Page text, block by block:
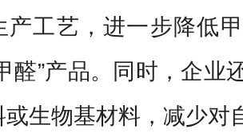
产工艺，进一步降低
醛”产品。同时，企业
或生物基材料，减少对